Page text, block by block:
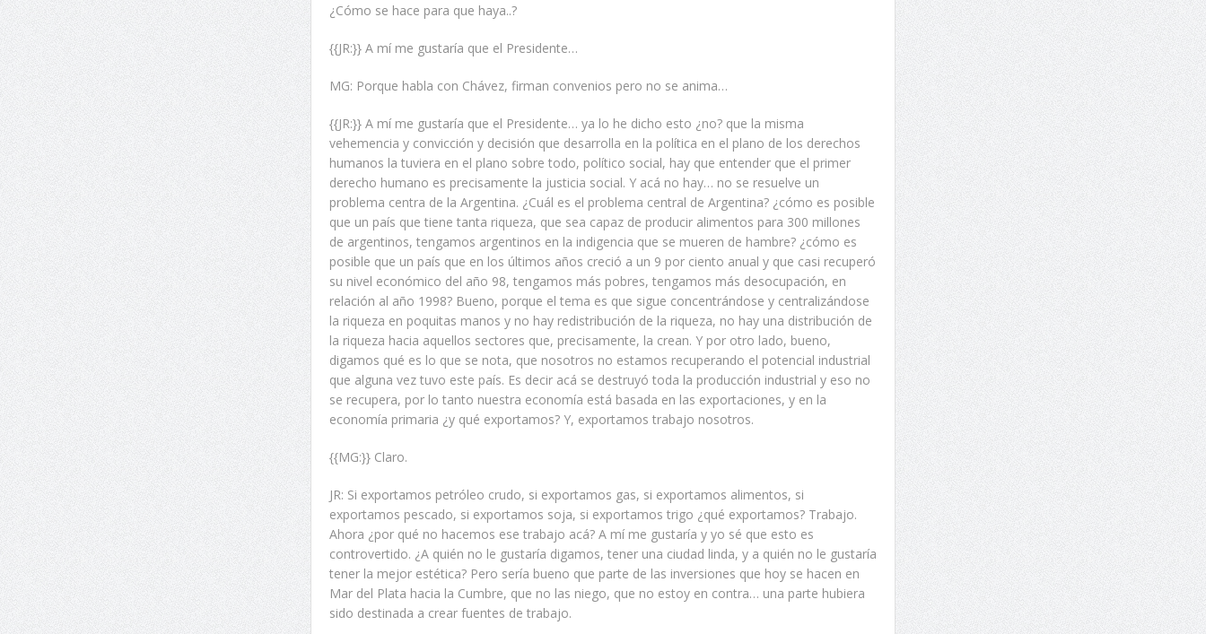
¿Cómo se hace para que haya..?
{{JR:}} A mí me gustaría que el Presidente…
MG: Porque habla con Chávez, firman convenios pero no se anima…
{{JR:}} A mí me gustaría que el Presidente… ya lo he dicho esto ¿no? que la misma
vehemencia y convicción y decisión que desarrolla en la política en el plano de los derechos
humanos la tuviera en el plano sobre todo, político social, hay que entender que el primer
derecho humano es precisamente la justicia social. Y acá no hay… no se resuelve un
problema centra de la Argentina. ¿Cuál es el problema central de Argentina? ¿cómo es posible
que un país que tiene tanta riqueza, que sea capaz de producir alimentos para 300 millones
de argentinos, tengamos argentinos en la indigencia que se mueren de hambre? ¿cómo es
posible que un país que en los últimos años creció a un 9 por ciento anual y que casi recuperó
su nivel económico del año 98, tengamos más pobres, tengamos más desocupación, en
relación al año 1998? Bueno, porque el tema es que sigue concentrándose y centralizándose
la riqueza en poquitas manos y no hay redistribución de la riqueza, no hay una distribución de
la riqueza hacia aquellos sectores que, precisamente, la crean. Y por otro lado, bueno,
digamos qué es lo que se nota, que nosotros no estamos recuperando el potencial industrial
que alguna vez tuvo este país. Es decir acá se destruyó toda la producción industrial y eso no
se recupera, por lo tanto nuestra economía está basada en las exportaciones, y en la
economía primaria ¿y qué exportamos? Y, exportamos trabajo nosotros.
{{MG:}} Claro.
JR: Si exportamos petróleo crudo, si exportamos gas, si exportamos alimentos, si
exportamos pescado, si exportamos soja, si exportamos trigo ¿qué exportamos? Trabajo.
Ahora ¿por qué no hacemos ese trabajo acá? A mí me gustaría y yo sé que esto es
controvertido. ¿A quién no le gustaría digamos, tener una ciudad linda, y a quién no le gustaría
tener la mejor estética? Pero sería bueno que parte de las inversiones que hoy se hacen en
Mar del Plata hacia la Cumbre, que no las niego, que no estoy en contra… una parte hubiera
sido destinada a crear fuentes de trabajo.